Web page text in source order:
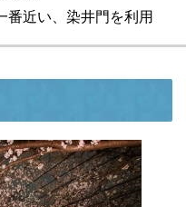
番近い、染井門を利用